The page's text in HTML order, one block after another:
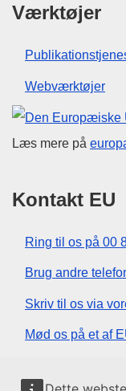
Værktøjer
Webværktøjer
Den
Læs mere på
Kontakt EU
Ring til os på 00
Brug andre
Skriv til os via
Mød os på et af
Sociale